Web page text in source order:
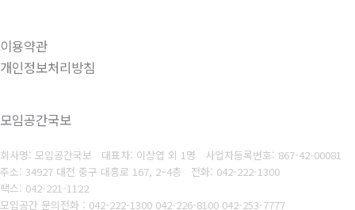
이용약관
개인정보처리방침
모임공간국보
회사명: 모임공간국보 대표자: 이상엽 외 1명 사업자등록번호: 867-42-00081
주소: 34927 대전 중구 대흥로 167, 2~4층 전화: 042-222-1300
팩스: 042-221-1122
모임공간 문의전화 : 042-222-1300 042-226-8100 042-253-7777